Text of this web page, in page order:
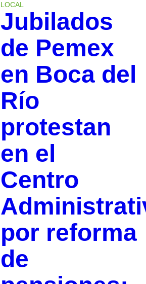
LOCAL
Jubilados
de Pemex
en Boca del
Río
protestan
en el
Centro
por reforma
de